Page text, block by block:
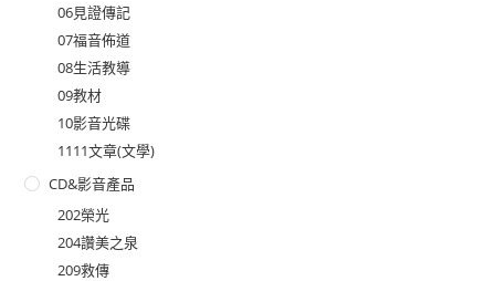
06見證傳記
07福音佈道
08生活教導
09教材
10影音光碟
1111文章(文學)
CD&影音產品
202榮光
204讚美之泉
209救傳